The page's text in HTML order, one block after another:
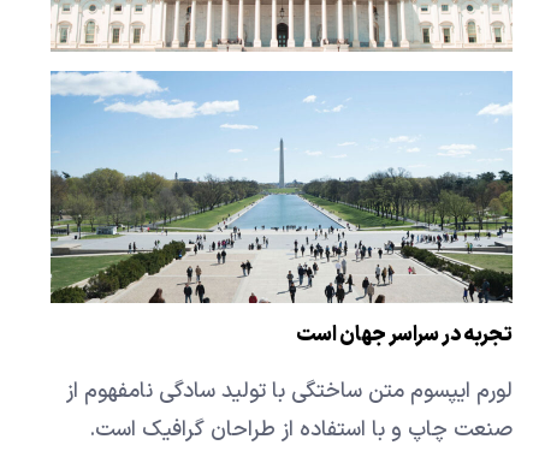
تجربه در سراسر جهان است
لورم ایپسوم متن ساختگی با تولید سادگی نامفهوم از
صنعت چاپ و با استفاده از طراحان گرافیک است.